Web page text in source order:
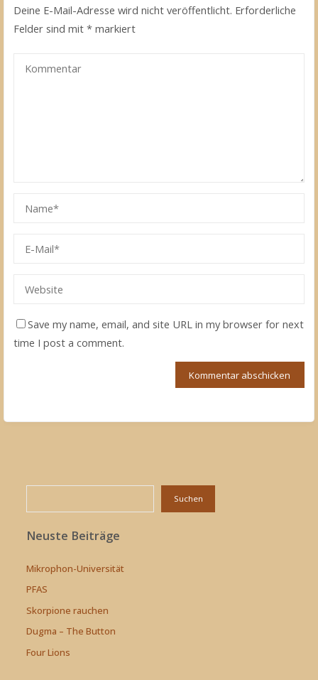
Deine E-Mail-Adresse wird nicht veröffentlicht. Erforderliche
Felder sind mit* markiert
Save my name, email, and site URL in my browser for next
time I post a comment.
Suchen
Neuste Beiträge
Mikrophon-Universität
PFAS
Skorpione rauchen
Dugma – The Button
Four Lions